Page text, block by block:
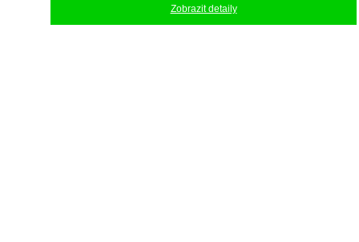
Zobrazit detaily